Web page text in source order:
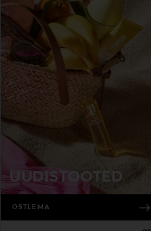
UUDISTOOTED
OSTLEMA